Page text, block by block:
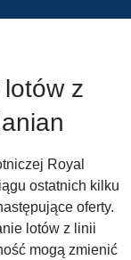
z
Royal
ostatnich kilku
oferty.
lotów z linii
mogą zmienić